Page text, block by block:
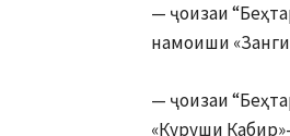
— ҷоизаи
намоиши
— ҷоизаи
«Куруши